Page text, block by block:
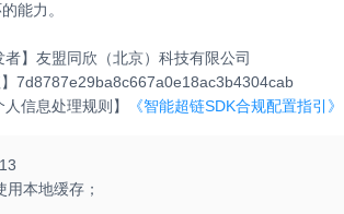
能力。
者】 友盟同欣（北京）科技有限公司
7d8787e29ba8c667a0e18ac3b4304cab
人信息处理规则】 《智能超链SDK合规配置指引》
本地缓存；